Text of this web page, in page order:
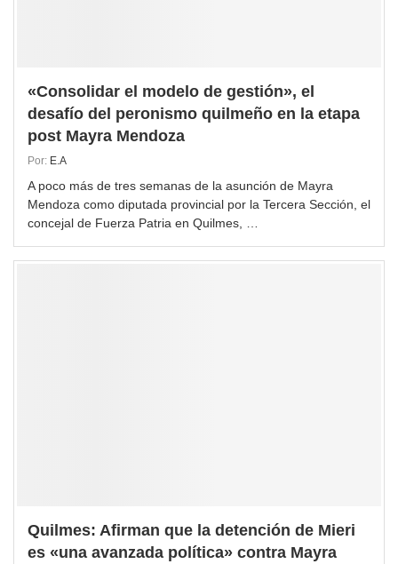
«Consolidar el modelo de gestión», el
desafío del peronismo quilmeño en la etapa
post Mayra Mendoza
Por: E.A
A poco más de tres semanas de la asunción de Mayra
Mendoza como diputada provincial por la Tercera Sección, el
concejal de Fuerza Patria en Quilmes, …
Quilmes: Afirman que la detención de Mieri
es «una avanzada política» contra Mayra